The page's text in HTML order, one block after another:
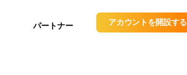
パートナー アカウントを開設する